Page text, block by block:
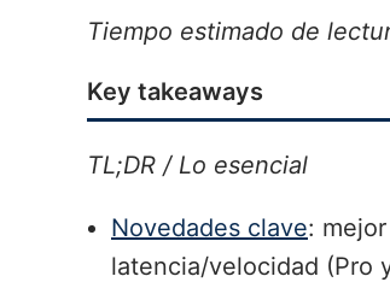
Tiempo estimado de
Key takeaways
TL;DR / Lo esencial
Novedades clave:
latencia/velocidad (Pro